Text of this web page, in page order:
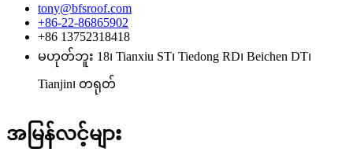
tony@bfsroof.com
+86-22-86865902
+86 13752318418
မဟုတ်ဘူး 18၊ Tianxiu ST၊ Tiedong RD၊ Beichen DT၊
Tianjin၊ တရုတ်
အမြန်လင့်များ